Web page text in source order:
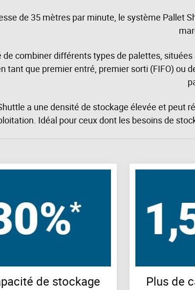
de 35 mètres par minute, le système Pallet
de combiner différents types de palettes,
tant que premier entré, premier sorti (FIFO) ou
a une densité de stockage élevée et peut
Idéal pour ceux dont les besoins de
de stockage
Plus de